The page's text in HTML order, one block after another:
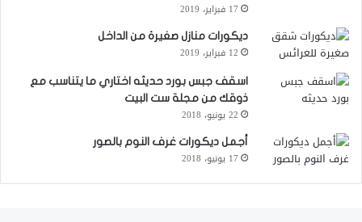
17 فبراير، 2019
ديكورات منازل صغيرة من الداخل
12 فبراير، 2019
اسقف جبس بورد حديثه اختاري ما يتناسب مع
ذوقك من مجلة ست البيت
22 يونيو، 2018
أجمل ديكورات غرف النوم بالصور
17 يونيو، 2018